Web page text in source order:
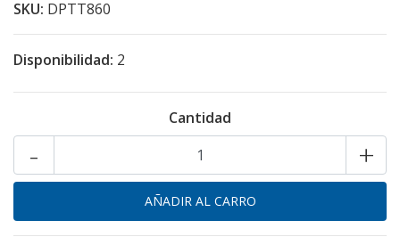
SKU: DPTT860
Disponibilidad: 2
Cantidad
+
-